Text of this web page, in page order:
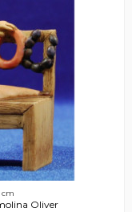
cm
Oliver